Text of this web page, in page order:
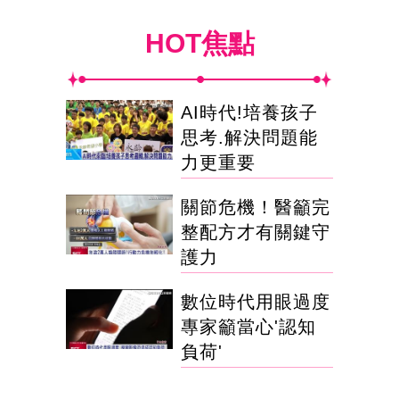
HOT焦點
AI時代!培養孩子
思考.解決問題能
力更重要
關節危機！醫籲完
整配方才有關鍵守
護力
數位時代用眼過度
專家籲當心'認知
負荷'